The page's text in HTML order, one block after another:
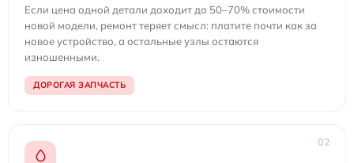
Если цена одной детали доходит до 50–70% стоимости
новой модели, ремонт теряет смысл: платите почти как за
новое устройство, а остальные узлы остаются
изношенными.
ДОРОГАЯ ЗАПЧАСТЬ
02